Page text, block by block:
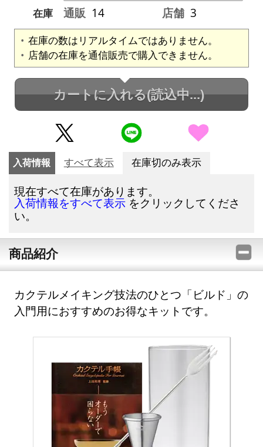
在庫
通販 14 店舗 3
在庫の数はリアルタイムではありません。
店舗の在庫を通信販売で購入できません。
カートに入れる(読込中...)
入荷情報 すべて表示 在庫切のみ表示
現在すべて在庫があります。
入荷情報をすべて表示 をクリックしてくださ
い。
商品紹介
カクテルメイキング技法のひとつ「ビルド」の
入門用におすすめのお得なキットです。